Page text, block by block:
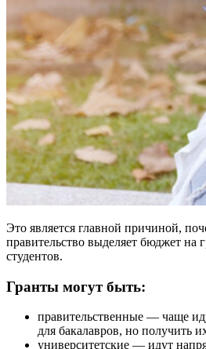
Это является главной причиной,
правительство выделяет бюджет на
студентов.
Гранты могут быть:
правительственные — чаще
для бакалавров, но получить
университетские — идут